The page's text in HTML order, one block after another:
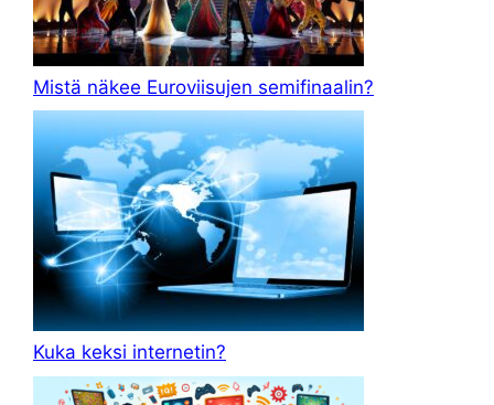
Mistä näkee Euroviisujen semifinaalin?
Kuka keksi internetin?